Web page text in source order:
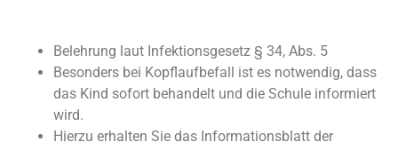
Belehrung laut Infektionsgesetz § 34, Abs. 5
Besonders bei Kopflaufbefall ist es notwendig, dass
das Kind sofort behandelt und die Schule informiert
wird.
Hierzu erhalten Sie das Informationsblatt der